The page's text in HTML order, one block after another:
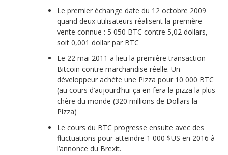
Le premier échange date du 12 octobre 2009
quand deux utilisateurs réalisent la première
vente connue : 5 050 BTC contre 5,02 dollars,
soit 0,001 dollar par BTC
Le 22 mai 2011 a lieu la première transaction
Bitcoin contre marchandise réelle. Un
développeur achète une Pizza pour 10 000 BTC
(au cours d’aujourd’hui ça en fera la pizza la plus
chère du monde (320 millions de Dollars la
Pizza)
Le cours du BTC progresse ensuite avec des
fluctuations pour atteindre 1 000 $US en 2016 à
l’annonce du Brexit.